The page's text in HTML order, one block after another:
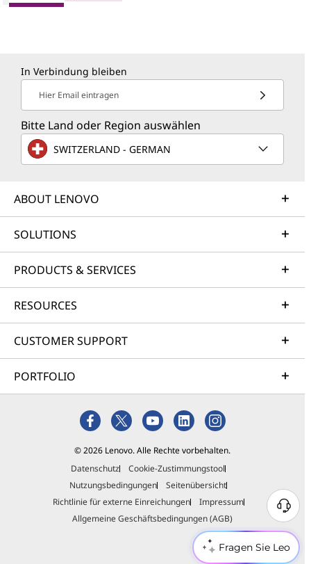
Fragen Sie Leo
In Verbindung bleiben
Hier Email eintragen
Bitte Land oder Region auswählen
SWITZERLAND - GERMAN
ABOUT LENOVO
SOLUTIONS
PRODUCTS & SERVICES
RESOURCES
CUSTOMER SUPPORT
PORTFOLIO
© 2026 Lenovo. Alle Rechte vorbehalten.
Datenschutz
Cookie-Zustimmungstool
Nutzungsbedingungen
Seitenübersicht
Richtlinie für externe Einreichungen
Impressum
Allgemeine Geschäftsbedingungen (AGB)